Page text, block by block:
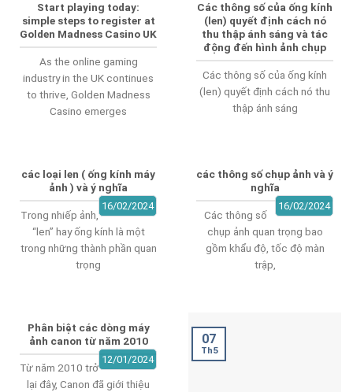
Start playing today:
simple steps to register at
Golden Madness Casino UK
As the online gaming
industry in the UK continues
to thrive, Golden Madness
Casino emerges
Các thông số của ống kính
(len) quyết định cách nó
thu thập ánh sáng và tác
động đến hình ảnh chụp
Các thông số của ống kính
(len) quyết định cách nó thu
thập ánh sáng
các loại len ( ống kính máy
ảnh ) và ý nghĩa
16/02/2024
Trong nhiếp ảnh,
“len” hay ống kính là một
trong những thành phần quan
trọng
các thông số chụp ảnh và ý
nghĩa
16/02/2024
Các thông số
chụp ảnh quan trọng bao
gồm khẩu độ, tốc độ màn
trập,
Phân biệt các dòng máy
ảnh canon từ năm 2010
12/01/2024
Từ năm 2010 trở
lại đây, Canon đã giới thiệu
07
Th5